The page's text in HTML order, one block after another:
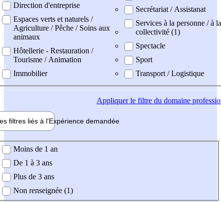
Direction d'entreprise
Espaces verts et naturels /
Agriculture / Pêche / Soins aux
animaux
Hôtellerie - Restauration /
Tourisme / Animation
Immobilier
Secrétariat / Assistanat
Services à la personne / à la
collectivité (1)
Spectacle
Sport
Transport / Logistique
Appliquerle filtre du domaine
filtres liés à l'Expérience demandée
demandée
Moins de 1 an
De 1 à 3 ans
Plus de 3 ans
Non renseignée (1)